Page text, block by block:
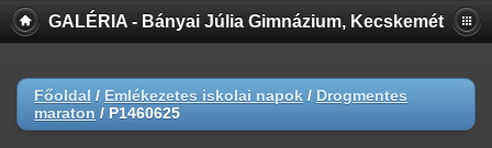
GALÉRIA - Bányai Júlia Gimnázium, Kecskemét
Főoldal / Emlékezetes iskolai napok / Drogmentes
maraton / P1460625